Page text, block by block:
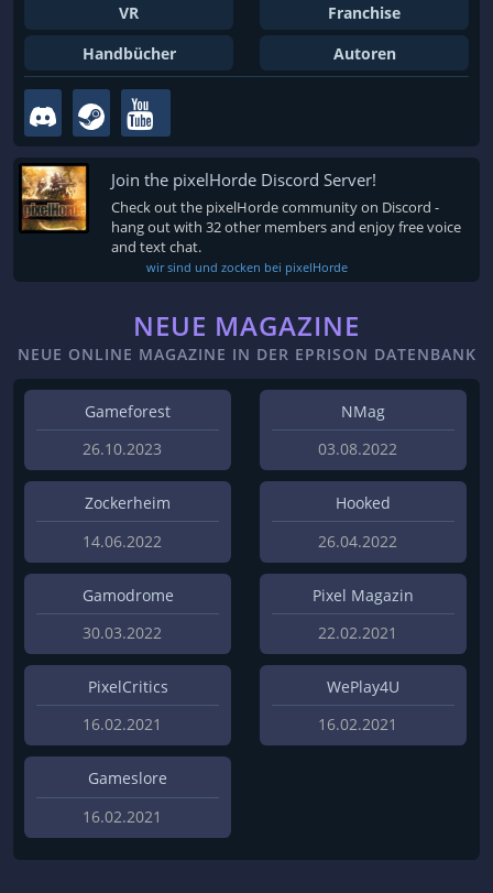
VR
Franchise
Handbücher
Autoren
Join the pixelHorde Discord Server!
Check out the pixelHorde community on Discord -
hang out with 32 other members and enjoy free voice
and text chat.
wir sind und zocken bei pixelHorde
NEUE MAGAZINE
NEUE ONLINE MAGAZINE IN DER EPRISON DATENBANK
Gameforest
26.10.2023
NMag
03.08.2022
Zockerheim
14.06.2022
Hooked
26.04.2022
Gamodrome
30.03.2022
Pixel Magazin
22.02.2021
PixelCritics
16.02.2021
WePlay4U
16.02.2021
Gameslore
16.02.2021